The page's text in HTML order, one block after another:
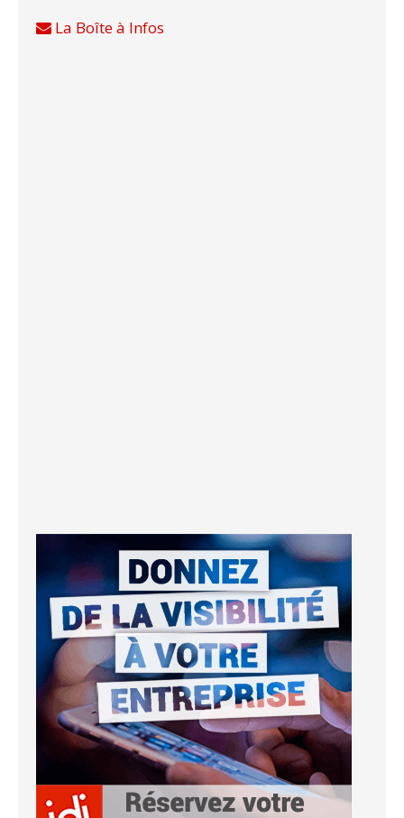
La Boîte à Infos